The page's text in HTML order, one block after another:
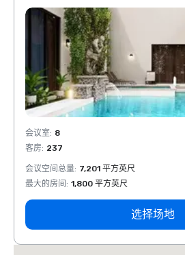
会议室: 8
客房: 237
会议空间总量: 7,201 平方英尺
最大的房间 : 1,800 平方英尺
选择场地